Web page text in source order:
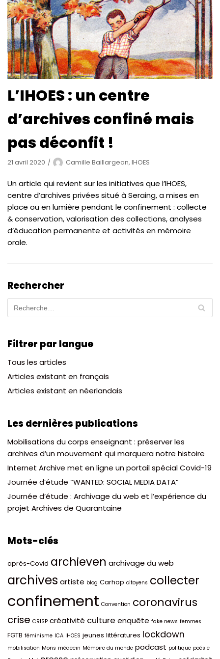
L’IHOES : un centre
d’archives confiné mais
pas déconfit !
21 avril 2020 Camille Baillargeon, IHOES
Un article qui revient sur les initiatives que l’IHOES,
centre d’archives privées situé à Seraing, a mises en
place ou en lumière pendant le confinement : collecte
& conservation, valorisation des collections, analyses
d’éducation permanente et activités en mémoire
orale.
Rechercher
Filtrer par langue
Tous les articles
Articles existant en français
Articles existant en néerlandais
Les dernières publications
Mobilisations du corps enseignant : préserver les
archives d’un mouvement qui marquera notre histoire
Internet Archive met en ligne un portail spécial Covid-19
Journée d’étude “WANTED: SOCIAL MEDIA DATA”
Journée d’étude : Archivage du web et l’expérience du
projet Archives de Quarantaine
Mots-clés
après-Covid archieven archivage du web
archives artiste blog Carhop citoyens collecter
confinement Convention coronavirus
crise CRISP créativité culture enquête fake news femmes
FGTB féminisme ICA IHOES jeunes littératures lockdown
mobilisation Mons médecin Mémoire du monde podcast politique poésie